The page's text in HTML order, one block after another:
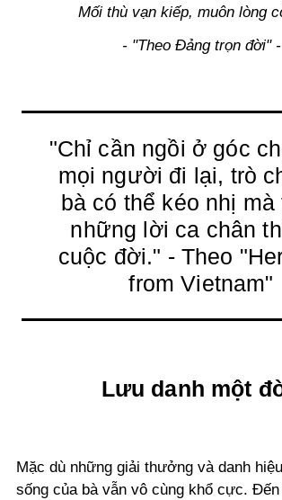
Mối thù vạn kiếp, muôn lòng
- "Theo Đảng trọn đời" -
"Chỉ cần ngồi ở góc
mọi người đi lại, trò
bà có thể kéo nhị mà
những lời ca chân
cuộc đời." - Theo
from Vietnam"
Lưu danh một
Mặc dù những giải thưởng và danh
sống của bà vẫn vô cùng khổ cực.